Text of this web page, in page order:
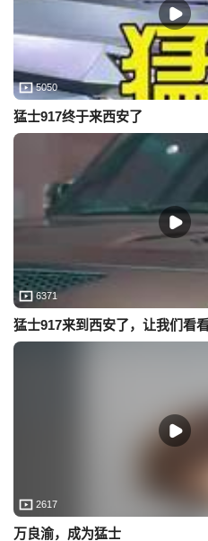
5050
猛士917终于来西安了
6371
猛士917来到西安了，让我们看
2617
万良渝，成为猛士